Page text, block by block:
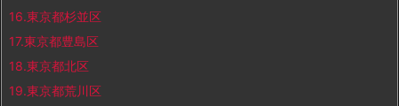
16.東京都杉並区
17.東京都豊島区
18.東京都北区
19.東京都荒川区